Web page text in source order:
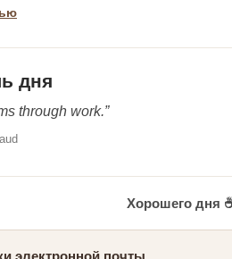
дня
through work.”
Хорошего дня
электронной почты